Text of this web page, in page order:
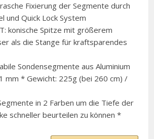
rasche Fixierung der Segmente durch
und Quick Lock System
konische Spitze mit größerem
als die Stange für kraftsparendes
Sondensegmente aus Aluminium
mm * Gewicht: 225g (bei 260 cm) /
in 2 Farben um die Tiefe der
schneller beurteilen zu können *